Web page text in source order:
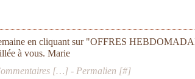
en cliquant sur "OFFRES
à vous. Marie
[…] - Permalien [#]